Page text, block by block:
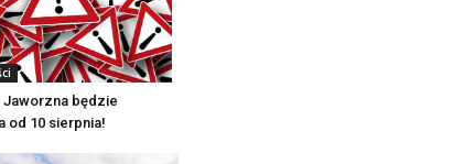
Jaworzna będzie
od 10 sierpnia!